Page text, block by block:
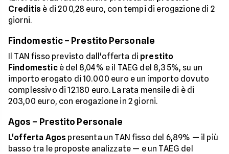
Creditis è di 200,28 euro, con tempi di erogazione di 2
giorni.
Findomestic – Prestito Personale
Il TAN fisso previsto dall'offerta di prestito
Findomesticè del 8,04% e il TAEG del 8,35%, su un
importo erogato di 10.000 euro e un importo dovuto
complessivo di 12.180 euro. La rata mensile di è di
203,00 euro, con erogazione in 2 giorni.
Agos – Prestito Personale
L'offerta Agos presenta un TAN fisso del 6,89% — il più
basso tra le proposte analizzate — e un TAEG del